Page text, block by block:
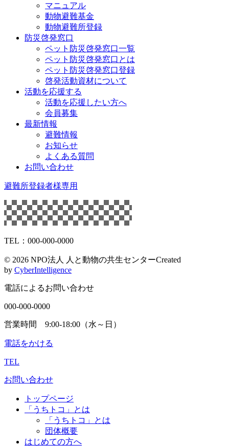
マニュアル
動物避難基金
動物避難所登録
防災啓発窓口
ペット防災啓発窓口一覧
ペット防災啓発窓口とは
ペット防災啓発窓口登録
啓発活動資材について
活動を応援する
活動を応援したい方へ
会員募集
最新情報
避難情報
お知らせ
よくある質問
お問い合わせ
避難所登録者様専用
TEL：000-000-0000
© 2026 NPO法人 人と動物の共生センターCreated
by CyberIntelligence
電話によるお問い合わせ
000-000-0000
営業時間 9:00-18:00（水～日）
電話をかける
TEL
お問い合わせ
トップページ
「うちトコ」とは
「うちトコ」とは
団体概要
はじめての方へ